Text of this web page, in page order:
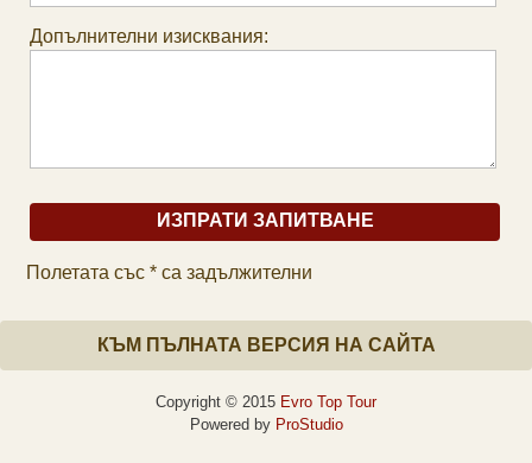
Допълнителни изисквания:
Полетата със * са задължителни
КЪМ ПЪЛНАТА ВЕРСИЯ НА САЙТА
Copyright © 2015 Evro Top Tour
Powered by ProStudio